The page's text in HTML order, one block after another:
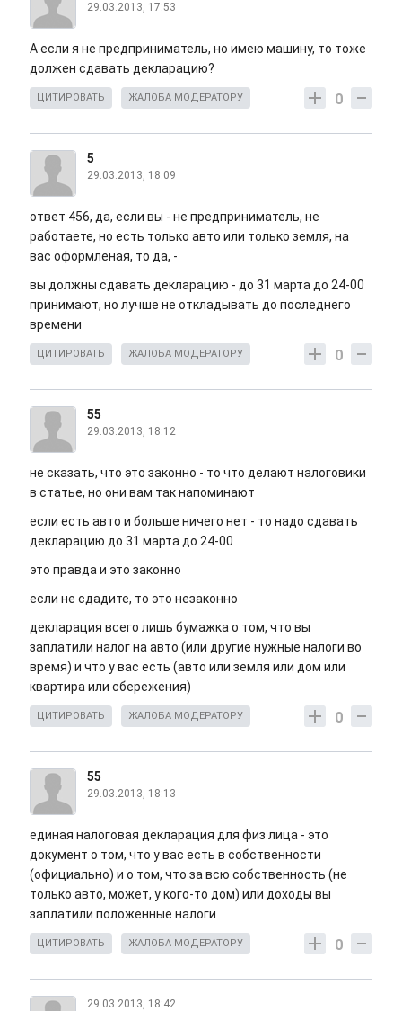
29.03.2013, 17:53
А если я не предприниматель, но имею машину, то тоже
должен сдавать декларацию?
0
ЦИТИРОВАТЬ ЖАЛОБА МОДЕРАТОРУ
5
29.03.2013, 18:09
ответ 456, да, если вы - не предприниматель, не
работаете, но есть только авто или только земля, на
вас оформленая, то да, -
вы должны сдавать декларацию - до 31 марта до 24-00
принимают, но лучше не откладывать до последнего
времени
0
ЦИТИРОВАТЬ ЖАЛОБА МОДЕРАТОРУ
55
29.03.2013, 18:12
не сказать, что это законно - то что делают налоговики
в статье, но они вам так напоминают
если есть авто и больше ничего нет - то надо сдавать
декларацию до 31 марта до 24-00
это правда и это законно
если не сдадите, то это незаконно
декларация всего лишь бумажка о том, что вы
заплатили налог на авто (или другие нужные налоги во
время) и что у вас есть (авто или земля или дом или
квартира или сбережения)
0
ЦИТИРОВАТЬ ЖАЛОБА МОДЕРАТОРУ
55
29.03.2013, 18:13
единая налоговая декларация для физ лица - это
документ о том, что у вас есть в собственности
(официально) и о том, что за всю собственность (не
только авто, может, у кого-то дом) или доходы вы
заплатили положенные налоги
0
ЦИТИРОВАТЬ ЖАЛОБА МОДЕРАТОРУ
29.03.2013, 18:42